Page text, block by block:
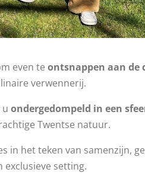
even teontsnappen aan de
verwennerij.
uondergedompeld in een
Twentse natuur.
in het teken van samenzijn,
exclusieve setting.